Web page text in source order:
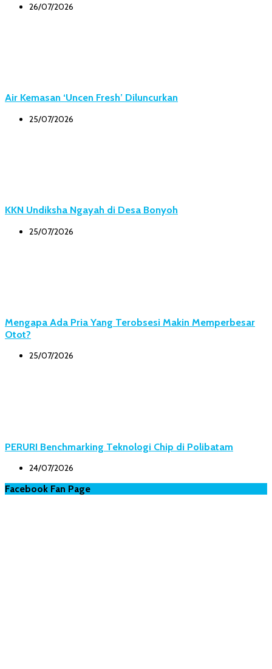
26/07/2026
Air Kemasan ‘Uncen Fresh’ Diluncurkan
25/07/2026
KKN Undiksha Ngayah di Desa Bonyoh
25/07/2026
Mengapa Ada Pria Yang Terobsesi Makin Memperbesar
Otot?
25/07/2026
PERURI Benchmarking Teknologi Chip di Polibatam
24/07/2026
Facebook Fan Page